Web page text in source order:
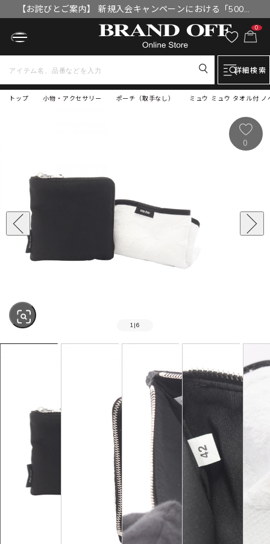
【お詫びとご案内】 新規入会キャンペーンにおける「500円
OFFクーポン」付与漏れと補填について
0
詳細検索
トップ ミュウ ミュウ タオル付
小物・アクセサリー ポーチ（取手なし）
SOLD OUT
1 |6
0